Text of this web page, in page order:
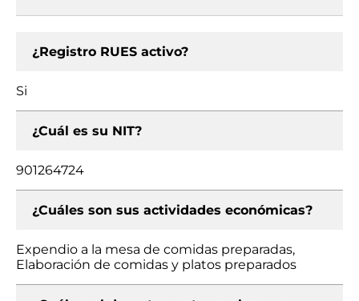
¿Registro RUES activo?
Si
¿Cuál es su NIT?
901264724
¿Cuáles son sus actividades económicas?
Expendio a la mesa de comidas preparadas,
Elaboración de comidas y platos preparados